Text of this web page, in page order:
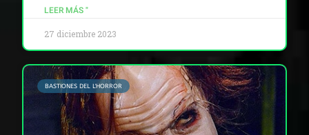
LEER MÁS "
27 diciembre 2023
BASTIONES DEL L'HORROR